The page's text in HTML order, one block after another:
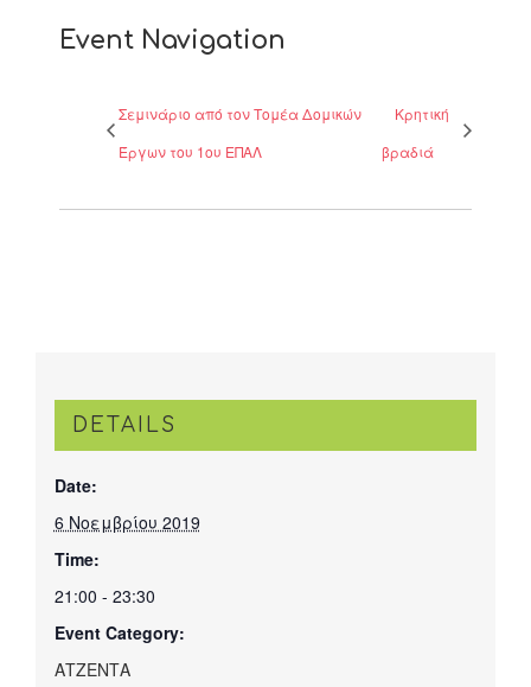
Event Navigation
Σεμινάριο από τον Τομέα Δομικών
Έργων του 1ου ΕΠΑΛ
Κρητική
βραδιά
DETAILS
Date:
6 Νοεμβρίου 2019
Time:
21:00 - 23:30
Event Category:
ΑΤΖΕΝΤΑ